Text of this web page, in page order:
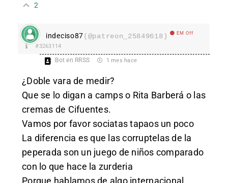
2
indeciso87(@patreon_25849618) EM Off
#3263114
Bot en RRSS 1 mes hace
¿Doble vara de medir?
Que se lo digan a camps o Rita Barberá o las
cremas de Cifuentes.
Vamos por favor sociatas tapaos un poco
La diferencia es que las corruptelas de la
peperada son un juego de niños comparado
con lo que hace la zurderia
Porque hablamos de algo internacional